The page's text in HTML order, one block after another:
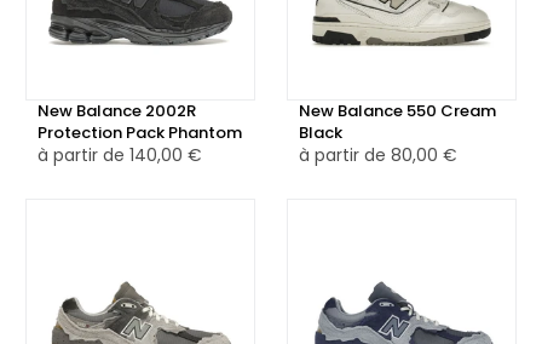
pomme avec un amorti N-ergy.
New Balance 2002R
Protection Pack Phantom
à partir de 140,00 €
New Balance 550 Cream
Black
à partir de 80,00 €